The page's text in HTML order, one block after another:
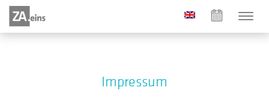
Impressum